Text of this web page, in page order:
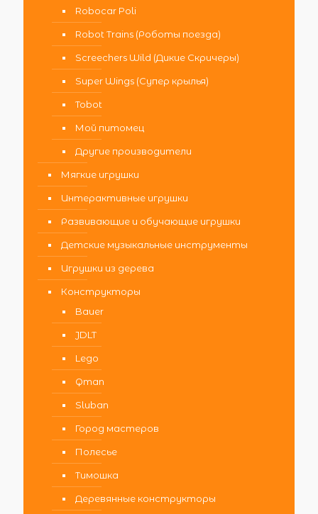
Robocar Poli
Robot Trains (Роботы поезда)
Screechers Wild (Дикие Скричеры)
Super Wings (Супер крылья)
Tobot
Мой питомец
Другие производители
Мягкие игрушки
Интерактивные игрушки
Развивающие и обучающие игрушки
Детские музыкальные инструменты
Игрушки из дерева
Конструкторы
Bauer
JDLT
Lego
Qman
Sluban
Город мастеров
Полесье
Тимошка
Деревянные конструкторы